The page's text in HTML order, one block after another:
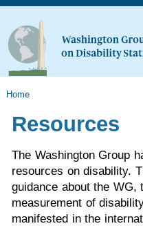
Home
Resources
The Washington Group
resources on disability.
guidance about the WG,
measurement of
manifested in the